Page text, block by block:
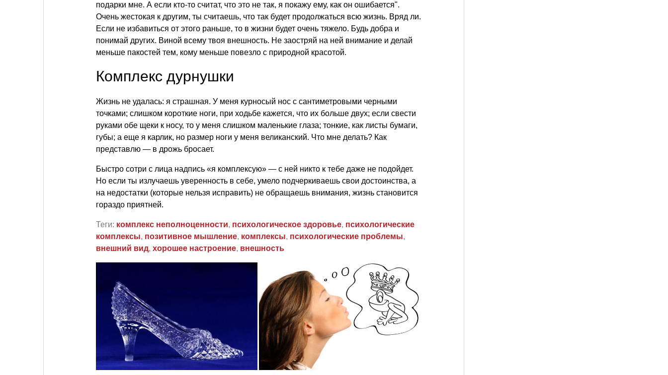
подарки мне. А если кто-то считат, что это не так, я покажу ему, как он ошибается".
Очень жестокая к другим, ты считаешь, что так будет продолжаться всю жизнь. Вряд ли.
Если не избавиться от этого раньше, то в жизни будет очень тяжело. Будь добра и
понимай других. Виной всему твоя внешность. Не заостряй на ней внимание и делай
меньше пакостей тем, кому меньше повезло с природной красотой.
Комплекс дурнушки
Жизнь не удалась: я страшная. У меня курносый нос с сантиметровыми черными
точками; слишком короткие ноги, при ходьбе кажется, что их больше двух; если свести
руками обе щеки к носу, то у меня слишком маленькие глаза; тонкие, как листы бумаги,
губы; а еще я карлик, но размер ноги у меня великанский. Что мне делать? Как
представлю — в дрожь бросает.
Быстро сотри с лица надпись «я комплексую» — с ней никто к тебе даже не подойдет.
Но если ты излучаешь уверенность в себе, умело подчеркиваешь свои достоинства, а
на недостатки (которые нельзя исправить) не обращаешь внимания, жизнь становится
гораздо приятней.
Теги: комплекс неполноценности, психологическое здоровье, психологические
комплексы, позитивное мышление, комплексы, психологические проблемы,
внешний вид, хорошее настроение, внешность